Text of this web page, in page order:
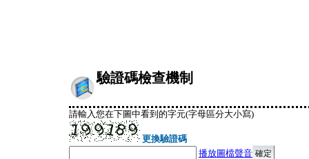
驗證碼檢查機制
請輸入您在下圖中看到的字元(字母區分大小寫)
更換驗證碼
播放圖檔聲音